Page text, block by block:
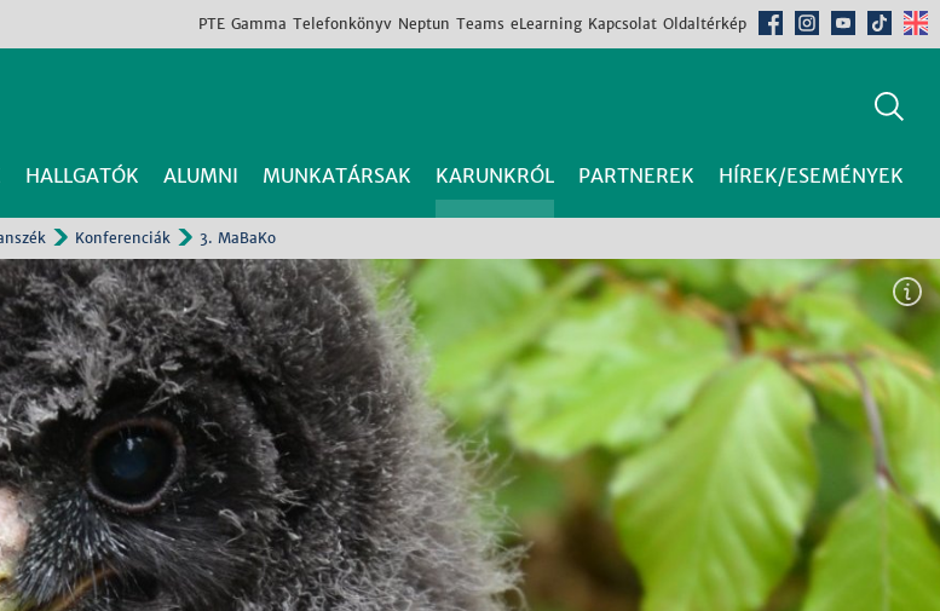
PTE Gamma Telefonkönyv Neptun Teams eLearning Kapcsolat Oldaltérkép
HALLGATÓK ALUMNI MUNKATÁRSAK KARUNKRÓL PARTNEREK HÍREK/ESEMÉNYEK
Konferenciák 3. MaBaKo